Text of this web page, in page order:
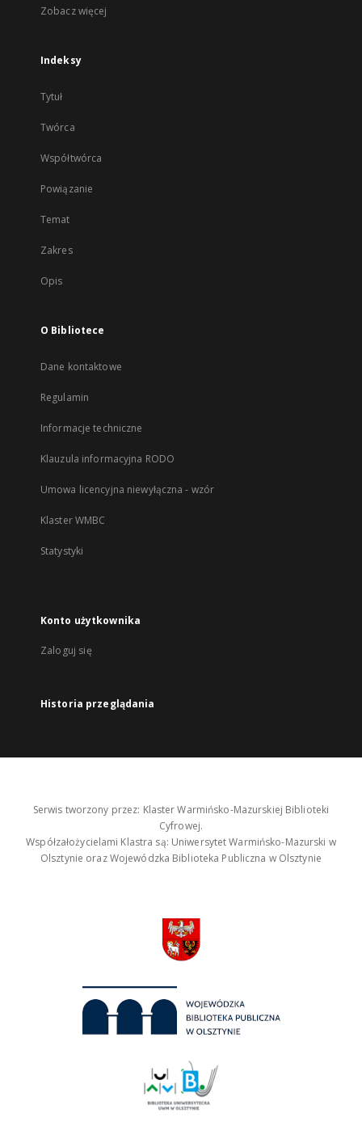
Zobacz więcej
Indeksy
Tytuł
Twórca
Współtwórca
Powiązanie
Temat
Zakres
Opis
O Bibliotece
Dane kontaktowe
Regulamin
Informacje techniczne
Klauzula informacyjna RODO
Umowa licencyjna niewyłączna - wzór
Klaster WMBC
Statystyki
Konto użytkownika
Zaloguj się
Historia przeglądania
Serwis tworzony przez: Klaster Warmińsko-Mazurskiej Biblioteki
Cyfrowej.
Współzałożycielami Klastra są: Uniwersytet Warmińsko-Mazurski w
Olsztynie oraz Wojewódzka Biblioteka Publiczna w Olsztynie